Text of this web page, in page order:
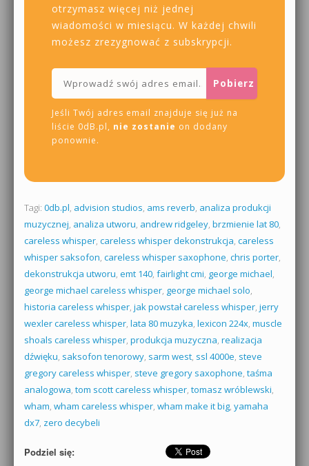
otrzymasz więcej niż jednej
wiadomości w miesiącu. W każdej chwili
możesz zrezygnować z subskrypcji.
Jeśli Twój adres email znajduje się już na
liście 0dB.pl, nie zostanie on dodany
ponownie.
Tagi: 0db.pl, advision studios, ams reverb, analiza produkcji
muzycznej, analiza utworu, andrew ridgeley, brzmienie lat 80,
careless whisper, careless whisper dekonstrukcja, careless
whisper saksofon, careless whisper saxophone, chris porter,
dekonstrukcja utworu, emt 140, fairlight cmi, george michael,
george michael careless whisper, george michael solo,
historia careless whisper, jak powstał careless whisper, jerry
wexler careless whisper, lata 80 muzyka, lexicon 224x, muscle
shoals careless whisper, produkcja muzyczna, realizacja
dźwięku, saksofon tenorowy, sarm west, ssl 4000e, steve
gregory careless whisper, steve gregory saxophone, taśma
analogowa, tom scott careless whisper, tomasz wróblewski,
wham, wham careless whisper, wham make it big, yamaha
dx7, zero decybeli
Podziel się: